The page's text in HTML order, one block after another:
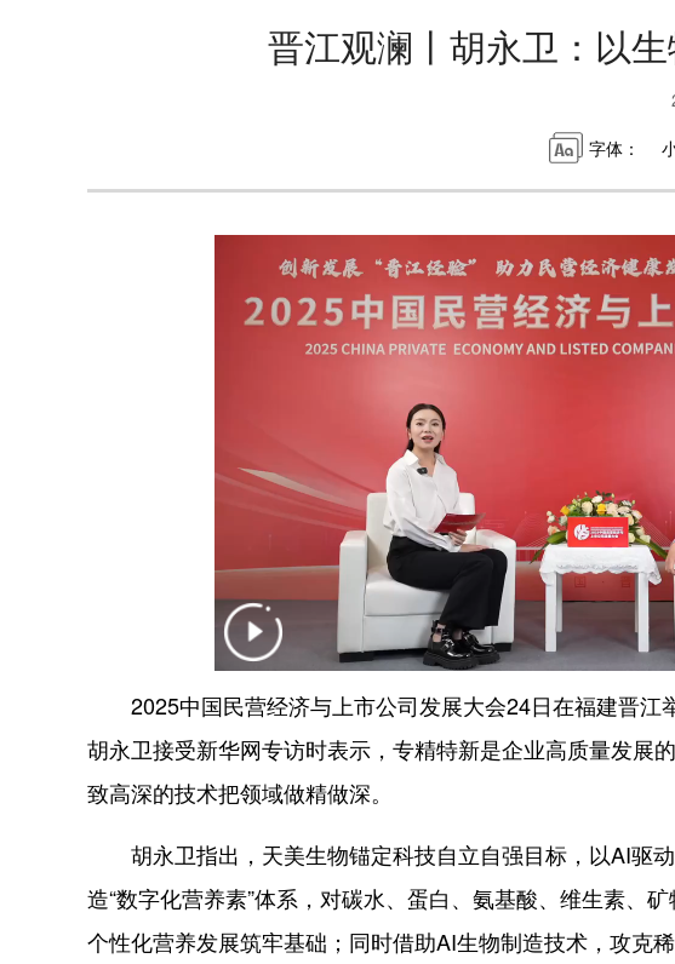
晋江观澜丨胡永卫：以
字体：
2025中国民营经济与上市公司发展大会24日在福建晋江
胡永卫接受新华网专访时表示，专精特新是企业高质量发展
致高深的技术把领域做精做深。
胡永卫指出，天美生物锚定科技自立自强目标，以AI驱
造“数字化营养素”体系，对碳水、蛋白、氨基酸、维生素、
个性化营养发展筑牢基础；同时借助AI生物制造技术，攻克